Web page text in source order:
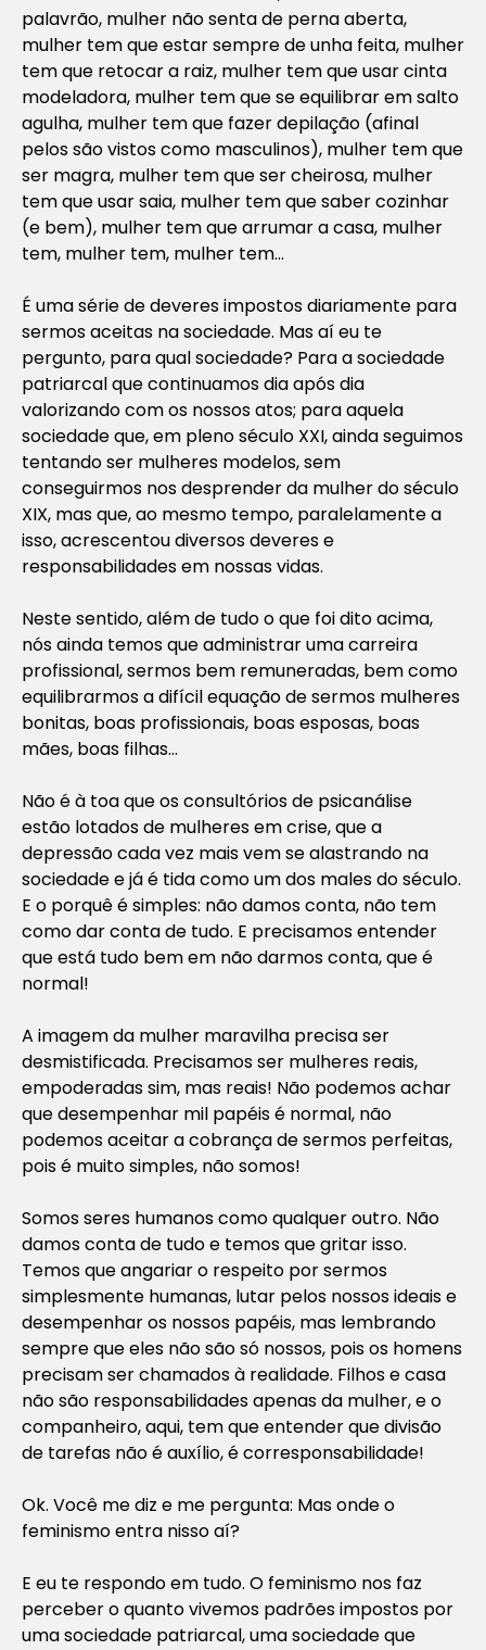
palavrão, mulher não senta de perna aberta,
mulher tem que estar sempre de unha feita, mulher
tem que retocar a raiz, mulher tem que usar cinta
modeladora, mulher tem que se equilibrar em salto
agulha, mulher tem que fazer depilação (afinal
pelos são vistos como masculinos), mulher tem que
ser magra, mulher tem que ser cheirosa, mulher
tem que usar saia, mulher tem que saber cozinhar
(e bem), mulher tem que arrumar a casa, mulher
tem, mulher tem, mulher tem…
É uma série de deveres impostos diariamente para
sermos aceitas na sociedade. Mas aí eu te
pergunto, para qual sociedade? Para a sociedade
patriarcal que continuamos dia após dia
valorizando com os nossos atos; para aquela
sociedade que, em pleno século XXI, ainda seguimos
tentando ser mulheres modelos, sem
conseguirmos nos desprender da mulher do século
XIX, mas que, ao mesmo tempo, paralelamente a
isso, acrescentou diversos deveres e
responsabilidades em nossas vidas.
Neste sentido, além de tudo o que foi dito acima,
nós ainda temos que administrar uma carreira
profissional, sermos bem remuneradas, bem como
equilibrarmos a difícil equação de sermos mulheres
bonitas, boas profissionais, boas esposas, boas
mães, boas filhas…
Não é à toa que os consultórios de psicanálise
estão lotados de mulheres em crise, que a
depressão cada vez mais vem se alastrando na
sociedade e já é tida como um dos males do século.
E o porquê é simples: não damos conta, não tem
como dar conta de tudo. E precisamos entender
que está tudo bem em não darmos conta, que é
normal!
A imagem da mulher maravilha precisa ser
desmistificada. Precisamos ser mulheres reais,
empoderadas sim, mas reais! Não podemos achar
que desempenhar mil papéis é normal, não
podemos aceitar a cobrança de sermos perfeitas,
pois é muito simples, não somos!
Somos seres humanos como qualquer outro. Não
damos conta de tudo e temos que gritar isso.
Temos que angariar o respeito por sermos
simplesmente humanas, lutar pelos nossos ideais e
desempenhar os nossos papéis, mas lembrando
sempre que eles não são só nossos, pois os homens
precisam ser chamados à realidade. Filhos e casa
não são responsabilidades apenas da mulher, e o
companheiro, aqui, tem que entender que divisão
de tarefas não é auxílio, é corresponsabilidade!
Ok. Você me diz e me pergunta: Mas onde o
feminismo entra nisso aí?
E eu te respondo em tudo. O feminismo nos faz
perceber o quanto vivemos padrões impostos por
uma sociedade patriarcal, uma sociedade que